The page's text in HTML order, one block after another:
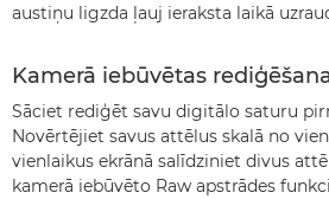
austiņu ligzda ļauj ieraksta laikā
Kamerā iebūvētas
Sāciet rediģēt savu digitālo saturu
Novērtējiet savus attēlus skalā no
vienlaikus ekrānā salīdziniet divus
kamerā iebūvēto Raw apstrādes